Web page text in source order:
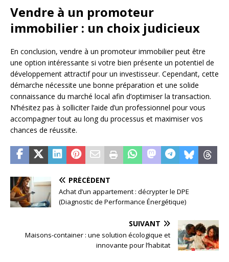
Vendre à un promoteur
immobilier : un choix judicieux
En conclusion, vendre à un promoteur immobilier peut être
une option intéressante si votre bien présente un potentiel de
développement attractif pour un investisseur. Cependant, cette
démarche nécessite une bonne préparation et une solide
connaissance du marché local afin d’optimiser la transaction.
N’hésitez pas à solliciter l’aide d’un professionnel pour vous
accompagner tout au long du processus et maximiser vos
chances de réussite.
PRÉCÉDENT
Achat d’un appartement : décrypter le DPE
(Diagnostic de Performance Énergétique)
SUIVANT
Maisons-container : une solution écologique et
innovante pour l’habitat